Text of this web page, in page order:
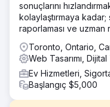
sonuçlarını
kolaylaştırmaya
raporlaması ve
Toronto, Ontario,
Web Tasarımı, Dijital
Ev Hizmetleri,
Başlangıç $5,000